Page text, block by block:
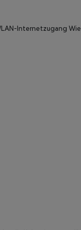
Internetzugang